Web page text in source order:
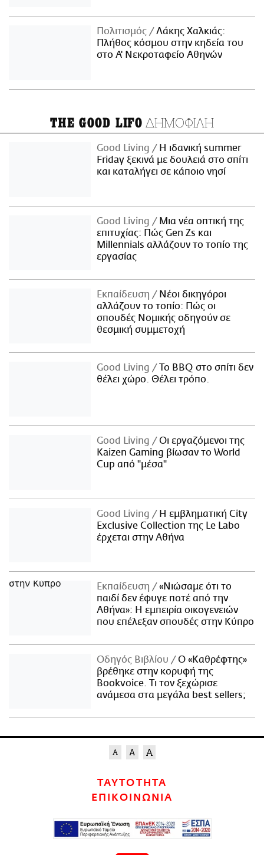
Πολιτισμός
Λάκης Χαλκιάς:
Πλήθος κόσμου στην κηδεία του
στο Α' Νεκροταφείο Αθηνών
THE GOOD LIFO ΔΗΜΟΦΙΛΗ
Good Living
Η ιδανική summer
Friday ξεκινά με δουλειά στο σπίτι
και καταλήγει σε κάποιο νησί
Good Living
Μια νέα οπτική της
επιτυχίας: Πώς Gen Zs και
Millennials αλλάζουν το τοπίο της
εργασίας
Εκπαίδευση
Νέοι δικηγόροι
αλλάζουν το τοπίο: Πώς οι
σπουδές Νομικής οδηγούν σε
θεσμική συμμετοχή
Good Living
Το BBQ στο σπίτι δεν
θέλει χώρο. Θέλει τρόπο.
Good Living
Οι εργαζόμενοι της
Kaizen Gaming βίωσαν το World
Cup από "μέσα"
Good Living
Η εμβληματική City
Exclusive Collection της Le Labo
έρχεται στην Αθήνα
Εκπαίδευση
«Νιώσαμε ότι το
παιδί δεν έφυγε ποτέ από την
Αθήνα»: Η εμπειρία οικογενειών
που επέλεξαν σπουδές στην Κύπρο
Οδηγός Βιβλίου
Ο «Καθρέφτης»
βρέθηκε στην κορυφή της
Bookvoice. Τι τον ξεχώρισε
ανάμεσα στα μεγάλα best sellers;
ΤΑΥΤΟΤΗΤΑ
ΕΠΙΚΟΙΝΩΝΙΑ